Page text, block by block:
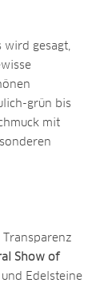
wird gesagt,
grün bis
mit
Transparenz
Show of
Edelsteine